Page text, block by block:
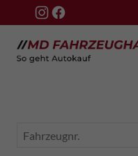
Fahrzeugnr.